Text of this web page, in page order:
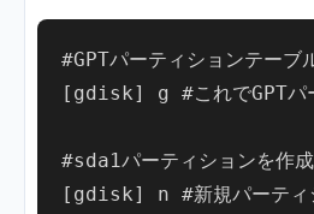
#GPTパーティションテーブ
[gdisk] g #これでGPTパ
#sda1パーティションを作成
[gdisk] n #新規パーティ